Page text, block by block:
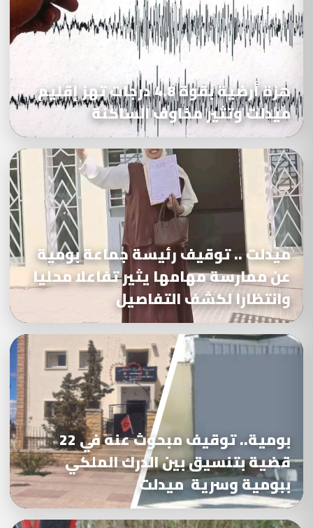
هزة أرضية بقوة 4.8 درجات تهز إقليم
ميدلت وتثير مخاوف الساكنة
ميدلت .. توقيف رئيسة جماعة بومية
عن ممارسة مهامها يثير تفاعلا محليا
وانتظارا لكشف التفاصيل
بومية.. توقيف مبحوث عنه في 22
قضية بتنسيق بين الدرك الملكي
ببومية وسرية ميدلت